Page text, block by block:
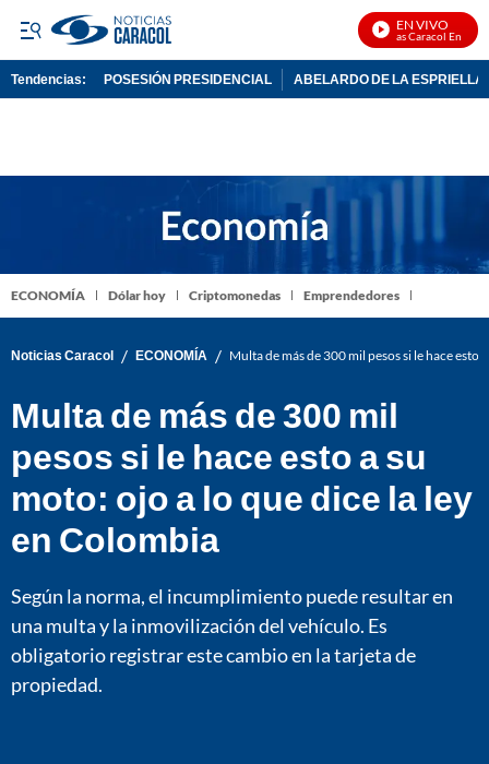
EN VIVO
Noticias Caracol En Vivo
Tendencias: POSESIÓN PRESIDENCIAL ABELARDO DE LA ESPRIELLA
ECONOMÍA Dólar hoy Criptomonedas Emprendedores
Noticias Caracol / ECONOMÍA / Multa de más de 300 mil pesos si le hace esto
Multa de más de 300 mil
pesos si le hace esto a su
moto: ojo a lo que dice la ley
en Colombia
Según la norma, el incumplimiento puede resultar en
una multa y la inmovilización del vehículo. Es
obligatorio registrar este cambio en la tarjeta de
propiedad.